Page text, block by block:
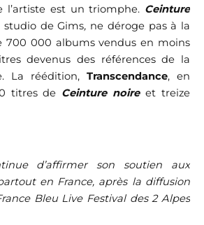
l’artiste est un triomphe. Ceinture
de Gims, ne déroge pas à la
700 000 albums vendus en moins
devenus des références de la
La réédition, Transcendance, en
titres de Ceinture noireet treize
d’affirmer son soutien aux
en France, après la diffusion
Bleu Live Festival des 2 Alpes